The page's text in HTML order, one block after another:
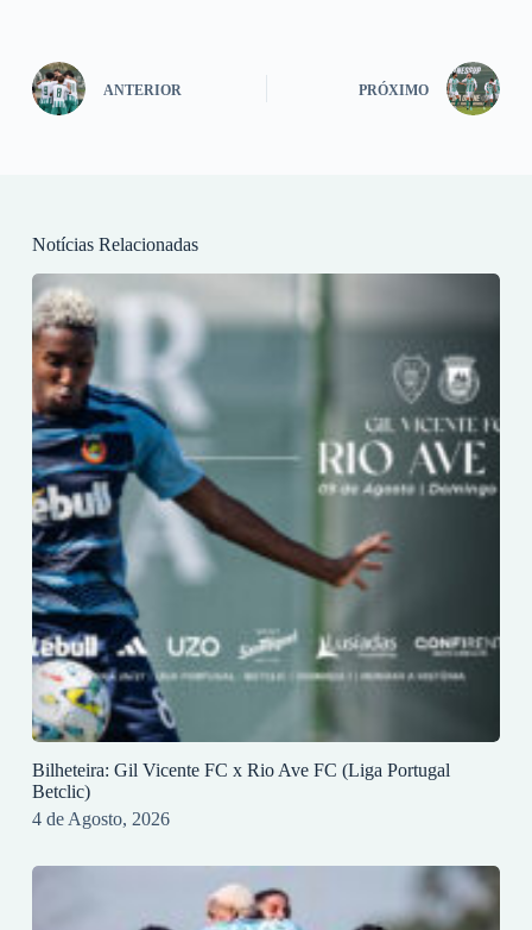
ANTERIOR PRÓXIMO
Notícias Relacionadas
Bilheteira: Gil Vicente FC x Rio Ave FC (Liga Portugal
Betclic)
4 de Agosto, 2026